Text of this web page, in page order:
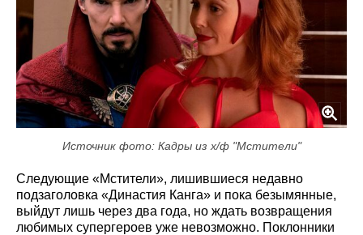
Источник фото: Кадры из х/ф "Мстители"
Следующие «Мстители», лишившиеся недавно
подзаголовка «Династия Канга» и пока безымянные,
выйдут лишь через два года, но ждать возвращения
любимых супергероев уже невозможно. Поклонники